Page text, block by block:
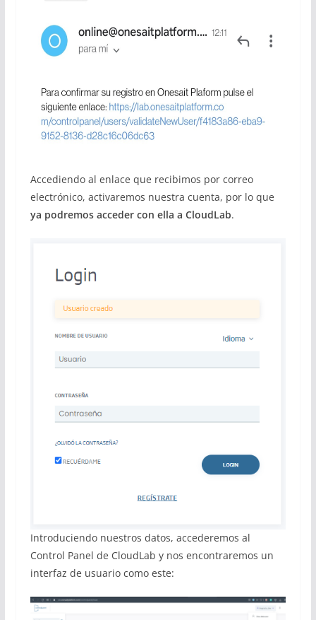
Accediendo al enlace que recibimos por correo
electrónico, activaremos nuestra cuenta, por lo que
ya podremos acceder con ella a CloudLab.
Introduciendo nuestros datos, accederemos al
Control Panel de CloudLab y nos encontraremos un
interfaz de usuario como este: